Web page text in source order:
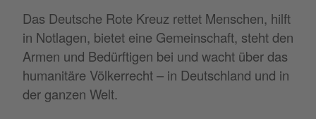
Das Deutsche Rote Kreuz rettet Menschen, hilft
in Notlagen, bietet eine Gemeinschaft, steht den
Armen und Bedürftigen bei und wacht über das
humanitäre Völkerrecht – in Deutschland und in
der ganzen Welt.